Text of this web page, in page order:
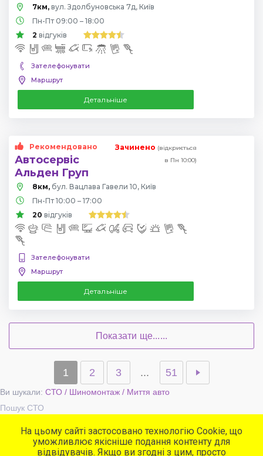
7км, вул. Здолбуновська 7д, Київ
Пн-Пт 09:00 – 18:00
2 відгуків
Зателефонувати
Маршрут
Детальніше
Рекомендовано
Автосервіс
Альден Груп
Зачинено (відкриється
в Пн 10:00)
8км, бул. Вацлава Гавели 10, Київ
Пн-Пт 10:00 – 17:00
20 відгуків
Зателефонувати
Маршрут
Детальніше
Показати ще......
1 2 3 ... 51
Ви шукали: СТО / Шиномонтаж / Миття авто
Пошук СТО
Популярні сервіси
СТО
На цьому сайті застосовано технологію Cookie, що
уможливлює якісніше подання контенту для
відвідувачів. Якщо ви згодні з цим, просто